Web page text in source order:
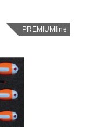
PREMIUMline